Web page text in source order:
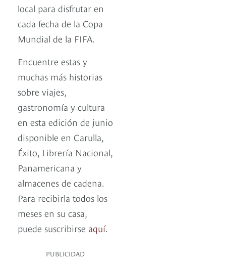
local para disfrutar en
cada fecha de la Copa
Mundial de la FIFA.
Encuentre estas y
muchas más historias
sobre viajes,
gastronomía y cultura
en esta edición de junio
disponible en Carulla,
Éxito, Librería Nacional,
Panamericana y
almacenes de cadena.
Para recibirla todos los
meses en su casa,
puede suscribirse aquí.
PUBLICIDAD